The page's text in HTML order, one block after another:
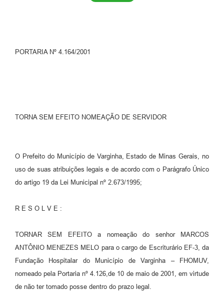
PORTARIA Nº 4.164/2001
TORNA SEM EFEITO NOMEAÇÃO DE SERVIDOR
O Prefeito do Município de Varginha, Estado de Minas Gerais, no
uso de suas atribuições legais e de acordo com o Parágrafo Único
do artigo 19 da Lei Municipal nº 2.673/1995;
R E S O L V E :
TORNAR SEM EFEITO a nomeação do senhor MARCOS
ANTÔNIO MENEZES MELO para o cargo de Escriturário EF-3, da
Fundação Hospitalar do Município de Varginha – FHOMUV,
nomeado pela Portaria nº 4.126,de 10 de maio de 2001, em virtude
de não ter tomado posse dentro do prazo legal.